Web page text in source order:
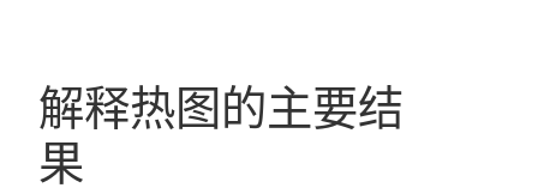
解释热图的主要结
果